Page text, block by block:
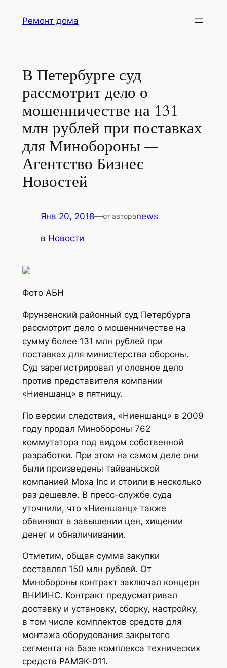
Ремонт дома
В Петербурге суд
рассмотрит дело о
мошенничестве на 131
млн рублей при поставках
для Минобороны —
Агентство Бизнес
Новостей
Янв 20, 2018—от автораnews
в Новости
Фото АБН
Фрунзенский районный суд Петербурга
рассмотрит дело о мошенничестве на
сумму более 131 млн рублей при
поставках для министерства обороны.
Суд зарегистрировал уголовное дело
против представителя компании
«Ниеншанц» в пятницу.
По версии следствия, «Ниеншанц» в 2009
году продал Минобороны 762
коммутатора под видом собственной
разработки. При этом на самом деле они
были произведены тайваньской
компанией Moxa Inc и стоили в несколько
раз дешевле. В пресс-службе суда
уточнили, что «Ниеншанц» также
обвиняют в завышении цен, хищении
денег и обналичивании.
Отметим, общая сумма закупки
составлял 150 млн рублей. От
Минобороны контракт заключал концерн
ВНИИНС. Контракт предусматривал
доставку и установку, сборку, настройку,
в том числе комплектов средств для
монтажа оборудования закрытого
сегмента на базе комплекса технических
средств РАМЭК-011.